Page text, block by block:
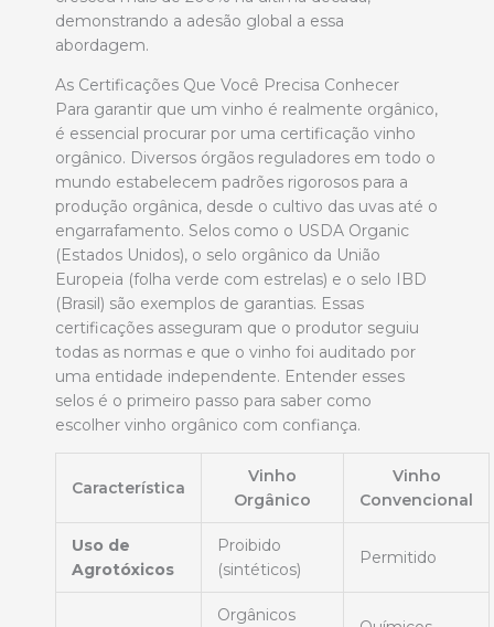
demonstrando a adesão global a essa
abordagem.
As Certificações Que Você Precisa Conhecer
Para garantir que um vinho é realmente orgânico,
é essencial procurar por uma certificação vinho
orgânico. Diversos órgãos reguladores em todo o
mundo estabelecem padrões rigorosos para a
produção orgânica, desde o cultivo das uvas até o
engarrafamento. Selos como o USDA Organic
(Estados Unidos), o selo orgânico da União
Europeia (folha verde com estrelas) e o selo IBD
(Brasil) são exemplos de garantias. Essas
certificações asseguram que o produtor seguiu
todas as normas e que o vinho foi auditado por
uma entidade independente. Entender esses
selos é o primeiro passo para saber como
escolher vinho orgânico com confiança.
Característica
Vinho
Orgânico
Vinho
Convencional
Uso de
Agrotóxicos
Proibido
(sintéticos)
Permitido
Orgânicos